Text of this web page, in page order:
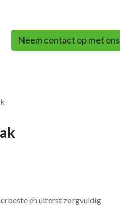
Neem contact op met ons
en uiterst zorgvuldig